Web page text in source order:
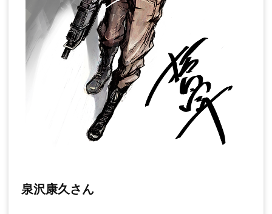
泉沢康久さん